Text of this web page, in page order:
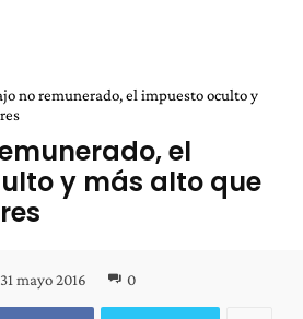
no remunerado, el impuesto oculto y
el
y más alto que
31 mayo 2016 0